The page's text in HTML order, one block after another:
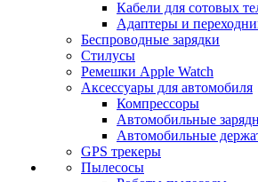
Кабели для сотовых
Адаптеры и
Беспроводные зарядки
Стилусы
Ремешки Apple Watch
Аксессуары для автомобиля
Компрессоры
Автомобильные
Автомобильные
GPS трекеры
Пылесосы